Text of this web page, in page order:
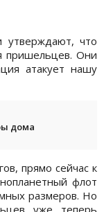
утверждают, что
пришельцев. Они
атакует нашу
дома
прямо сейчас к
флот
размеров. Но
уже теперь